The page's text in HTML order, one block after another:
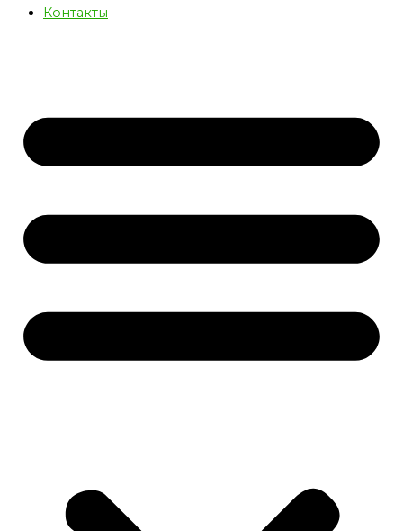
Контакты